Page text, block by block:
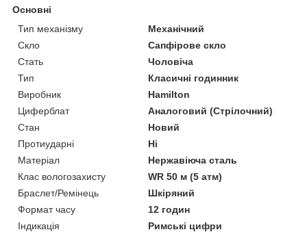
Основні
Тип механізму
Механічний
Скло
Сапфірове скло
Стать
Чоловіча
Тип
Класичні годинник
Виробник
Hamilton
Циферблат
Аналоговий (Стрілочний)
Стан
Новий
Протиударні
Ні
Матеріал
Нержавіюча сталь
Клас вологозахисту
WR 50 м (5 атм)
Браслет/Ремінець
Шкіряний
Формат часу
12 годин
Індикація
Римські цифри